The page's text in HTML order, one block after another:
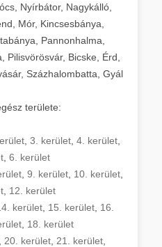
Nyírbátor, Nagykálló,
Mór, Kincsesbánya,
Pannonhalma,
Pilisvörösvár, Bicske, Érd,
Százhalombatta, Gyál
területe:
3. kerület 4. kerület
6. kerület
9. kerület 10. kerület
, 12. kerület
kerület, 15. kerület, 16.
, 18. kerület
20. kerület, 21. kerület,